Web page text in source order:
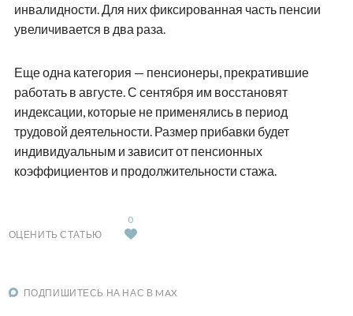
инвалидности. Для них фиксированная часть пенсии
увеличивается в два раза.
Еще одна категория — пенсионеры, прекратившие
работать в августе. С сентября им восстановят
индексации, которые не применялись в период
трудовой деятельности. Размер прибавки будет
индивидуальным и зависит от пенсионных
коэффициентов и продолжительности стажа.
ОЦЕНИТЬ СТАТЬЮ
0
ПОДПИШИТЕСЬ НА НАС В MAX